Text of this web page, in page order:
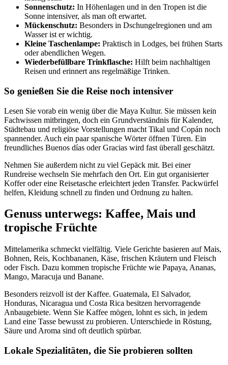
Sonnenschutz: In Höhenlagen und in den Tropen ist die
Sonne intensiver, als man oft erwartet.
Mückenschutz: Besonders in Dschungelregionen und am
Wasser ist er wichtig.
Kleine Taschenlampe: Praktisch in Lodges, bei frühen Starts
oder abendlichen Wegen.
Wiederbefüllbare Trinkflasche: Hilft beim nachhaltigen
Reisen und erinnert ans regelmäßige Trinken.
So genießen Sie die Reise noch intensiver
Lesen Sie vorab ein wenig über die Maya Kultur. Sie müssen kein
Fachwissen mitbringen, doch ein Grundverständnis für Kalender,
Städtebau und religiöse Vorstellungen macht Tikal und Copán noch
spannender. Auch ein paar spanische Wörter öffnen Türen. Ein
freundliches Buenos días oder Gracias wird fast überall geschätzt.
Nehmen Sie außerdem nicht zu viel Gepäck mit. Bei einer
Rundreise wechseln Sie mehrfach den Ort. Ein gut organisierter
Koffer oder eine Reisetasche erleichtert jeden Transfer. Packwürfel
helfen, Kleidung schnell zu finden und Ordnung zu halten.
Genuss unterwegs: Kaffee, Mais und
tropische Früchte
Mittelamerika schmeckt vielfältig. Viele Gerichte basieren auf Mais,
Bohnen, Reis, Kochbananen, Käse, frischen Kräutern und Fleisch
oder Fisch. Dazu kommen tropische Früchte wie Papaya, Ananas,
Mango, Maracuja und Banane.
Besonders reizvoll ist der Kaffee. Guatemala, El Salvador,
Honduras, Nicaragua und Costa Rica besitzen hervorragende
Anbaugebiete. Wenn Sie Kaffee mögen, lohnt es sich, in jedem
Land eine Tasse bewusst zu probieren. Unterschiede in Röstung,
Säure und Aroma sind oft deutlich spürbar.
Lokale Spezialitäten, die Sie probieren sollten